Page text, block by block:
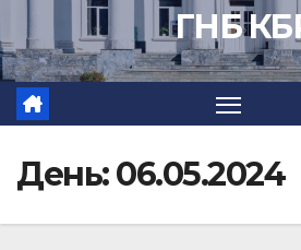
ГНБ
День:06.05.2024